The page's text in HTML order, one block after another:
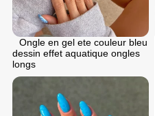
Ongle en gel ete couleur bleu
dessin effet aquatique ongles
longs